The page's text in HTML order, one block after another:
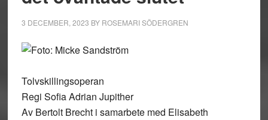
3 DECEMBER, 2023 BY ROSEMARI SÖDERGREN
Tolvskillingsoperan
Regi Sofia Adrian Jupither
Av Bertolt Brecht i samarbete med Elisabeth